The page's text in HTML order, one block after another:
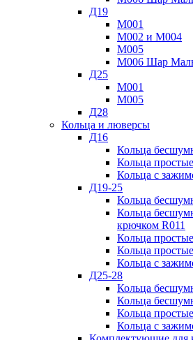
Д19
М001
М002 и М004
М005
М006 Шар
Д25
М001
М005
Д28
Кольца и люверсы
Д16
Кольца
Кольца
Кольца с
Д19-25
Кольца
Кольца
крючком R011
Кольца
Кольца
Кольца с
Д25-28
Кольца
Кольца
Кольца
Кольца с